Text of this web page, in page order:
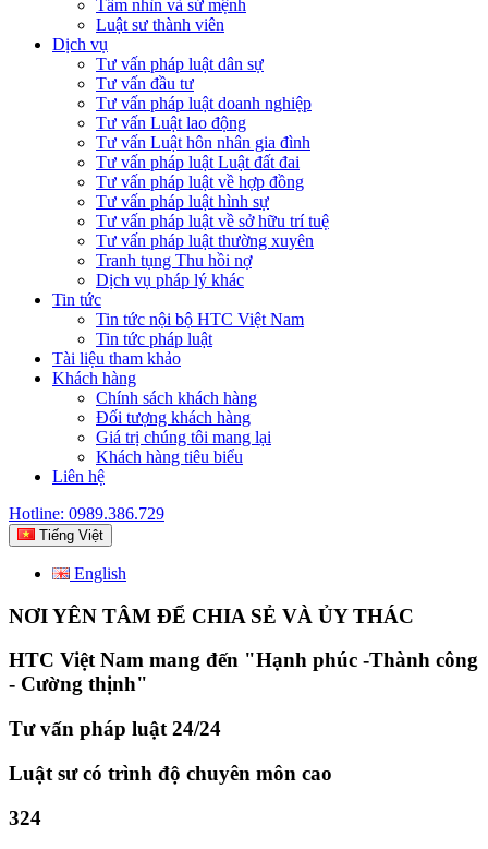
Tầm nhìn và sứ mệnh
Luật sư thành viên
Dịch vụ
Tư vấn pháp luật dân sự
Tư vấn đầu tư
Tư vấn pháp luật doanh nghiệp
Tư vấn Luật lao động
Tư vấn Luật hôn nhân gia đình
Tư vấn pháp luật Luật đất đai
Tư vấn pháp luật về hợp đồng
Tư vấn pháp luật hình sự
Tư vấn pháp luật về sở hữu trí tuệ
Tư vấn pháp luật thường xuyên
Tranh tụng Thu hồi nợ
Dịch vụ pháp lý khác
Tin tức
Tin tức nội bộ HTC Việt Nam
Tin tức pháp luật
Tài liệu tham khảo
Khách hàng
Chính sách khách hàng
Đối tượng khách hàng
Giá trị chúng tôi mang lại
Khách hàng tiêu biểu
Liên hệ
Hotline: 0989.386.729
Tiếng Việt
English
NƠI YÊN TÂM ĐỂ CHIA SẺ VÀ ỦY THÁC
HTC Việt Nam mang đến "Hạnh phúc -Thành công
- Cường thịnh"
Tư vấn pháp luật 24/24
Luật sư có trình độ chuyên môn cao
324